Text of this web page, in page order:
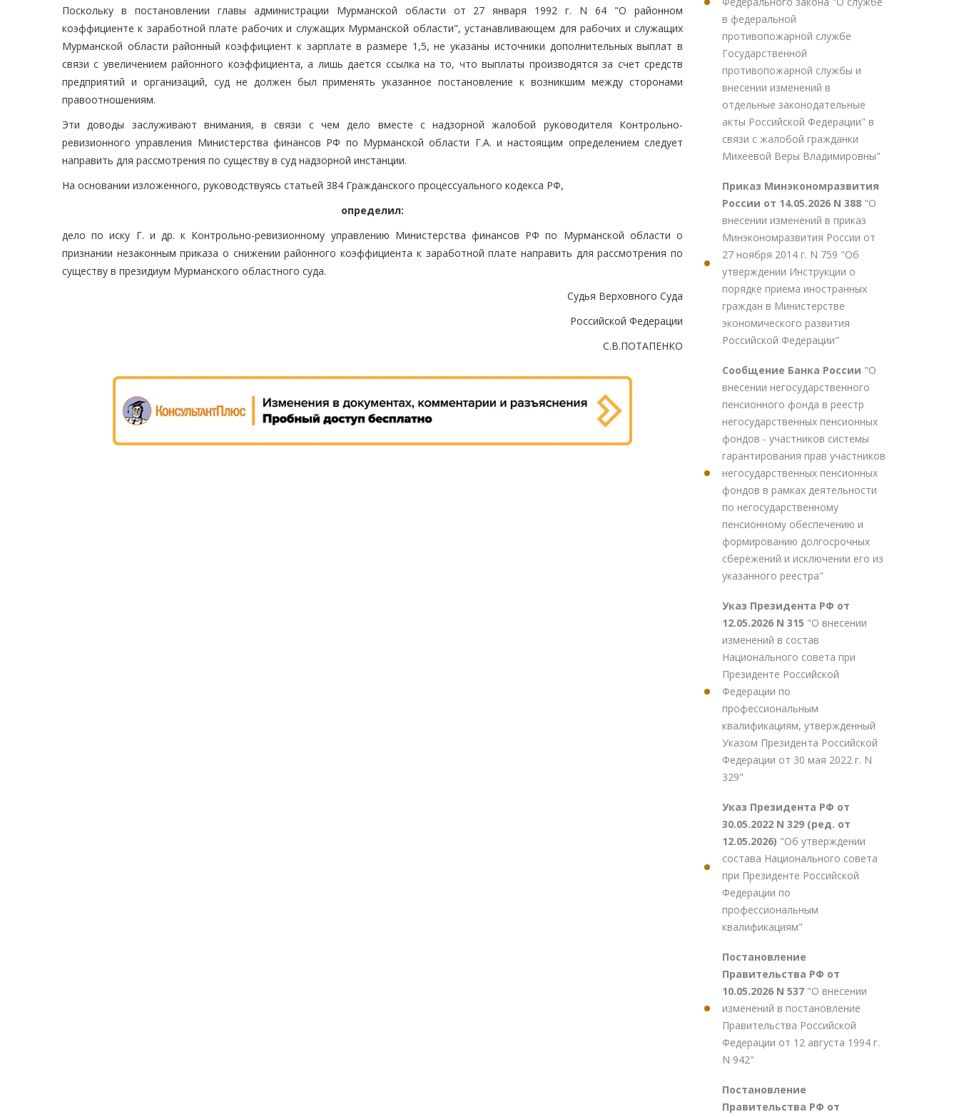
Поскольку в постановлении главы администрации Мурманской области от 27 января 1992 г. N 64 "О районном
коэффициенте к заработной плате рабочих и служащих Мурманской области", устанавливающем для рабочих и служащих
Мурманской области районный коэффициент к зарплате в размере 1,5, не указаны источники дополнительных выплат в
связи с увеличением районного коэффициента, а лишь дается ссылка на то, что выплаты производятся за счет средств
предприятий и организаций, суд не должен был применять указанное постановление к возникшим между сторонами
правоотношениям.
Эти доводы заслуживают внимания, в связи с чем дело вместе с надзорной жалобой руководителя Контрольно-
ревизионного управления Министерства финансов РФ по Мурманской области Г.А. и настоящим определением следует
направить для рассмотрения по существу в суд надзорной инстанции.
На основании изложенного, руководствуясь статьей 384 Гражданского процессуального кодекса РФ,
определил:
дело по иску Г. и др. к Контрольно-ревизионному управлению Министерства финансов РФ по Мурманской области о
признании незаконным приказа о снижении районного коэффициента к заработной плате направить для рассмотрения по
существу в президиум Мурманского областного суда.
Судья Верховного Суда
Российской Федерации
С.В.ПОТАПЕНКО
в федеральной
противопожарной службе
Государственной
противопожарной службы и
внесении изменений в
отдельные законодательные
акты Российской Федерации" в
связи с жалобой гражданки
Михеевой Веры Владимировны"
Приказ Минэкономразвития
России от 14.05.2026 N 388 "О
внесении изменений в приказ
Минэкономразвития России от
27 ноября 2014 г. N 759 "Об
утверждении Инструкции о
порядке приема иностранных
граждан в Министерстве
экономического развития
Российской Федерации"
Сообщение Банка России "О
внесении негосударственного
пенсионного фонда в реестр
негосударственных пенсионных
фондов - участников системы
гарантирования прав участников
негосударственных пенсионных
фондов в рамках деятельности
по негосударственному
пенсионному обеспечению и
формированию долгосрочных
сбережений и исключении его из
указанного реестра"
Указ Президента РФ от
12.05.2026 N 315 "О внесении
изменений в состав
Национального совета при
Президенте Российской
Федерации по
профессиональным
квалификациям, утвержденный
Указом Президента Российской
Федерации от 30 мая 2022 г. N
329"
Указ Президента РФ от
30.05.2022 N 329 (ред. от
12.05.2026) "Об утверждении
состава Национального совета
при Президенте Российской
Федерации по
профессиональным
квалификациям"
Постановление
Правительства РФ от
10.05.2026 N 537 "О внесении
изменений в постановление
Правительства Российской
Федерации от 12 августа 1994 г.
N 942"
Постановление
Правительства РФ от